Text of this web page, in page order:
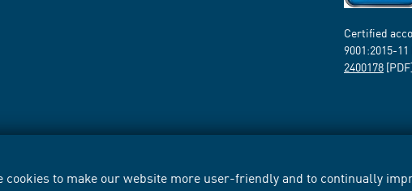
cookies to make our website more user-friendly and to continually
Certified
9001:2015-
2400178